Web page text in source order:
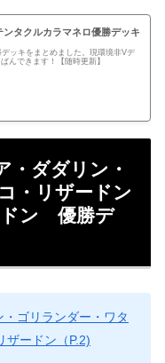
ンタクルカラマネロ優勝デッキ
ッキをまとめました。現環境非Vデ
んできます！【随時更新】
・ダダリン・
・リザードン
ドン 優勝デ
・ゴリランダー・ワタ
ザードン（P.2)